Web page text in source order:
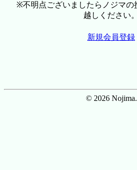
※不明点ございましたらノジマの
越しください。
新規会員登録
© 2026 Nojima.